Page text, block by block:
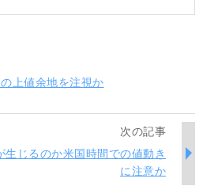
上値余地を注視か
次の記事
生じるのか米国時間での値動き
に注意か